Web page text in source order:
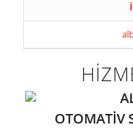
OTOMATİV